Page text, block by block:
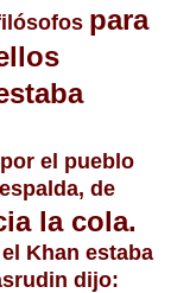
para
el pueblo
de
la cola.
Khan estaba
dijo: